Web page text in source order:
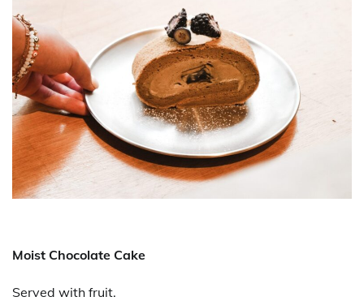
Moist Chocolate Cake
Served with fruit.